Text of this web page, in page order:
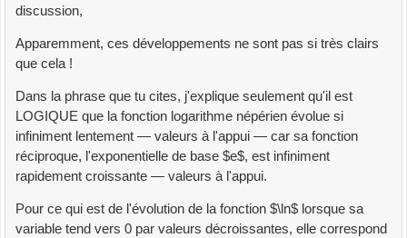
discussion,
Apparemment, ces développements ne sont pas si très clairs
que cela !
Dans la phrase que tu cites, j'explique seulement qu'il est
LOGIQUE que la fonction logarithme népérien évolue si
infiniment lentement — valeurs à l'appui — car sa fonction
réciproque, l'exponentielle de base $e$, est infiniment
rapidement croissante — valeurs à l'appui.
Pour ce qui est de l'évolution de la fonction $\ln$ lorsque sa
variable tend vers 0 par valeurs décroissantes, elle correspond